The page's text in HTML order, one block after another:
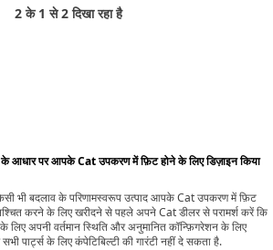
2 के 1 से 2 दिखा रहा है
के आधार पर आपके Cat उपकरण में फ़िट होने के लिए डिज़ाइन किया
भी बदलाव के परिणामस्वरूप उत्पाद आपके Cat उपकरण में फ़िट
करने के लिए खरीदने से पहले अपने Cat डीलर से परामर्श करें कि
अपनी वर्तमान स्थिति और अनुमानित कॉन्फ़िगरेशन के लिए
पार्ट्स के लिए कंपेटिबिल्टी की गारंटी नहीं दे सकता है.